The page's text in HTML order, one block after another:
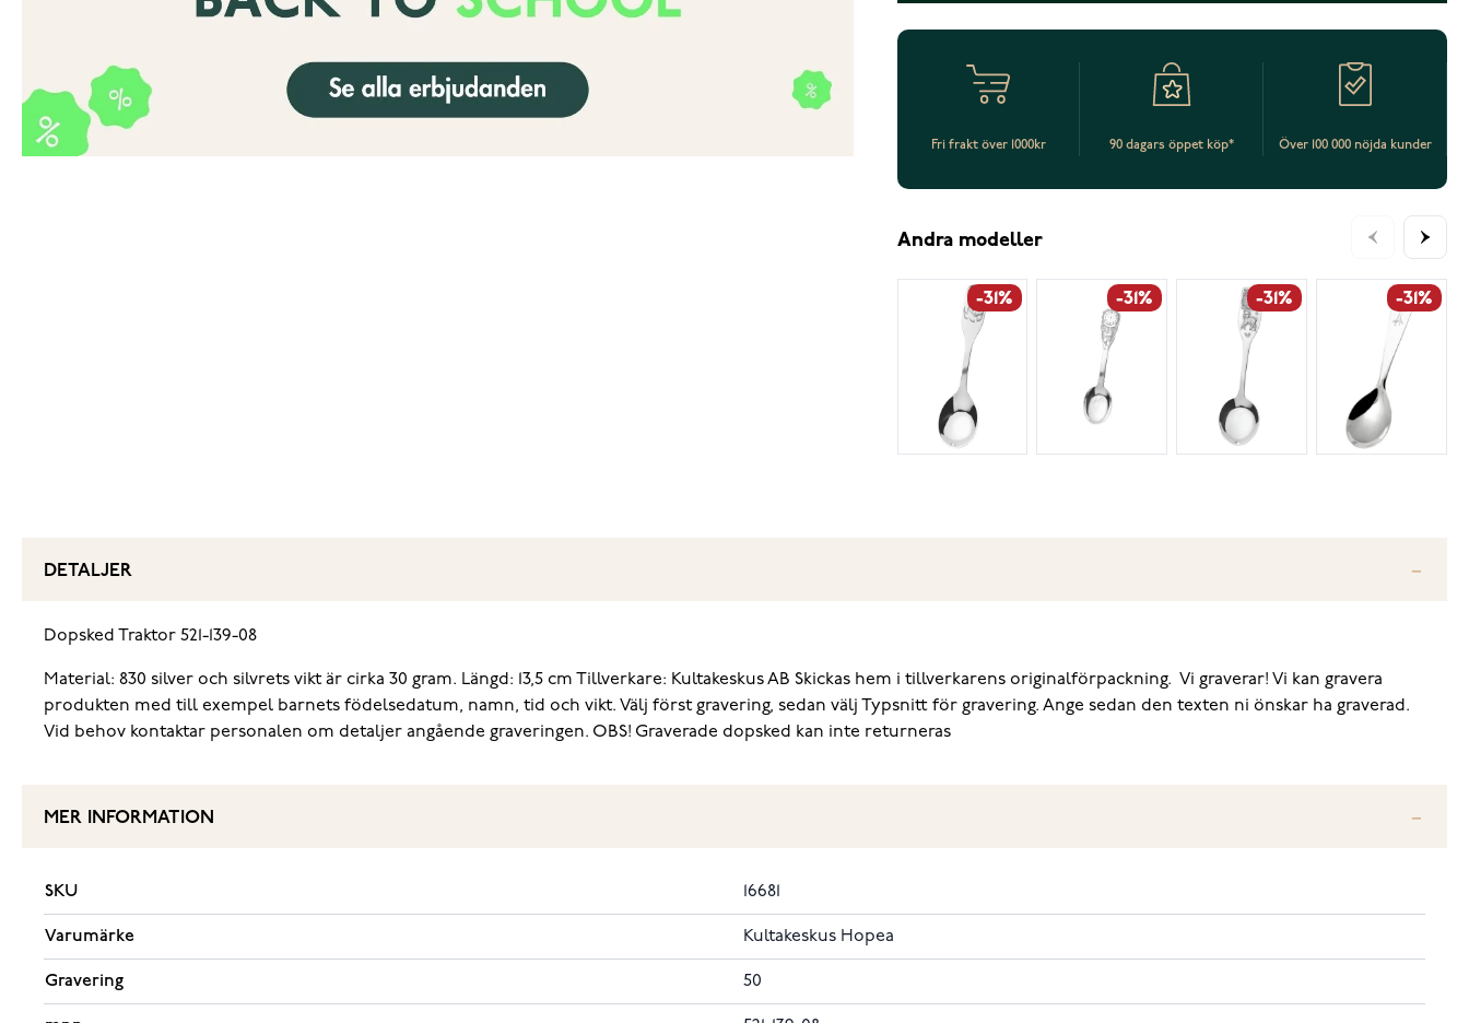
Fri frakt över 1000kr 90 dagars öppet köp* Över 100 000 nöjda kunder
Andra modeller
-31% -31% -31% -31%
DETALJER
Dopsked Traktor 521-139-08
Material: 830 silver och silvrets vikt är cirka 30 gram. Längd: 13,5 cm Tillverkare: Kultakeskus AB Skickas hem i tillverkarens originalförpackning. Vi graverar! Vi kan gravera
produkten med till exempel barnets födelsedatum, namn, tid och vikt. Välj först gravering, sedan välj Typsnitt för gravering. Ange sedan den texten ni önskar ha graverad.
Vid behov kontaktar personalen om detaljer angående graveringen. OBS! Graverade dopsked kan inte returneras
MER INFORMATION
SKU 16681
Varumärke Kultakeskus Hopea
Gravering 50